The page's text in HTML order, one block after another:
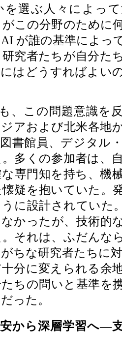
を選ぶ人々によっ
がこの分野のために
が誰の基準によっ
究者たちが自分た
はどうすればよい
、この問題意識を
アおよび北米各地
書館員、デジタル
多くの参加者は、
専門知を持ち、機
疑を抱いていた。
に設計されていた
かったが、技術的
それは、ふだんな
ちな研究者たちに
分に変えられる余
ちの問いと基準を
った。
から深層学習へ―